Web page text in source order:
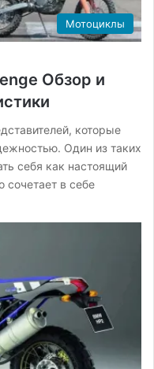
Мотоциклы
Обзор и
которые
Один из таких
себя как настоящий
сочетает в себе